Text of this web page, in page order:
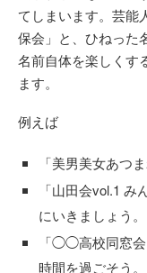
てしまいます。芸能
保会」と、ひねった
名前自体を楽しくす
ます。
例えば
「美男美女あつ
「山田会vol.1
にいきましょう。
「◯◯高校同窓
時間を過ごそう。